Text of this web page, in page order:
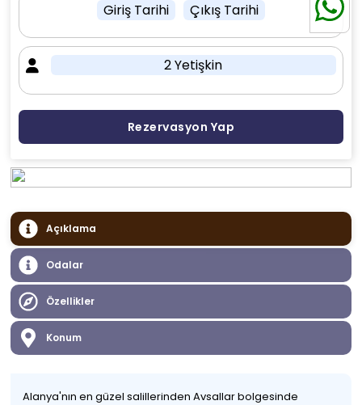
Giriş Tarihi Çıkış Tarihi
2 Yetişkin
Rezervasyon Yap
Açıklama
Odalar
Özellikler
Konum
Alanya'nın en güzel salillerinden Avsallar bolgesinde